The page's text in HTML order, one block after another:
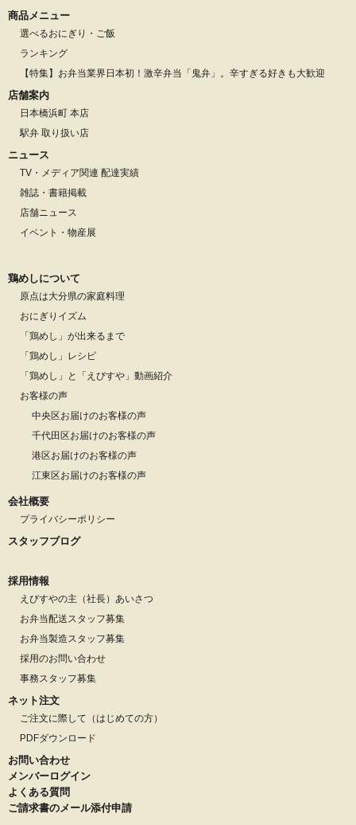
商品メニュー
選べるおにぎり・ご飯
ランキング
【特集】お弁当業界日本初！激辛弁当「鬼弁」。辛すぎる好きも大歓迎
店舗案内
日本橋浜町 本店
駅弁 取り扱い店
ニュース
TV・メディア関連 配達実績
雑誌・書籍掲載
店舗ニュース
イベント・物産展
鶏めしについて
原点は大分県の家庭料理
おにぎりイズム
「鶏めし」が出来るまで
「鶏めし」レシピ
「鶏めし」と「えびすや」動画紹介
お客様の声
中央区お届けのお客様の声
千代田区お届けのお客様の声
港区お届けのお客様の声
江東区お届けのお客様の声
会社概要
プライバシーポリシー
スタッフブログ
採用情報
えびすやの主（社長）あいさつ
お弁当配送スタッフ募集
お弁当製造スタッフ募集
採用のお問い合わせ
事務スタッフ募集
ネット注文
ご注文に際して（はじめての方）
PDFダウンロード
お問い合わせ
メンバーログイン
よくある質問
ご請求書のメール添付申請